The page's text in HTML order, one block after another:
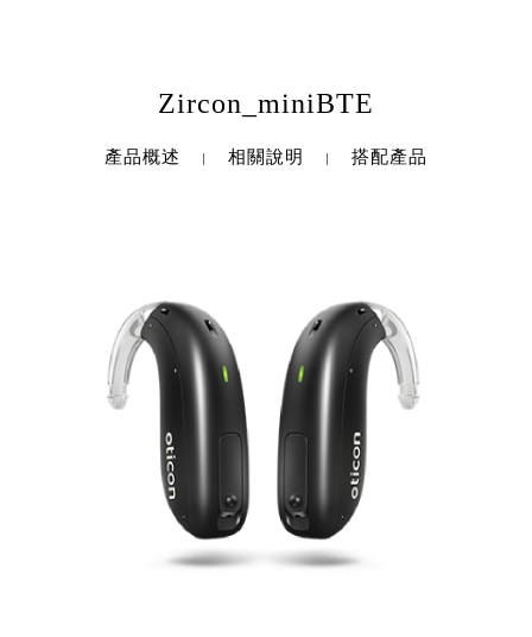
Zircon_miniBTE
產品概述 相關說明 搭配產品